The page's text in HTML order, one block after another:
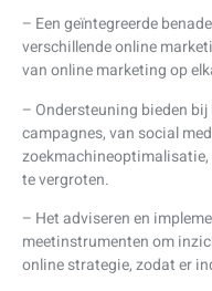
– Een geïntegreerde
verschillende online
van online marketing op
– Ondersteuning bieden
campagnes, van social
te vergroten.
– Het adviseren en
meetinstrumenten om
online strategie, zodat er